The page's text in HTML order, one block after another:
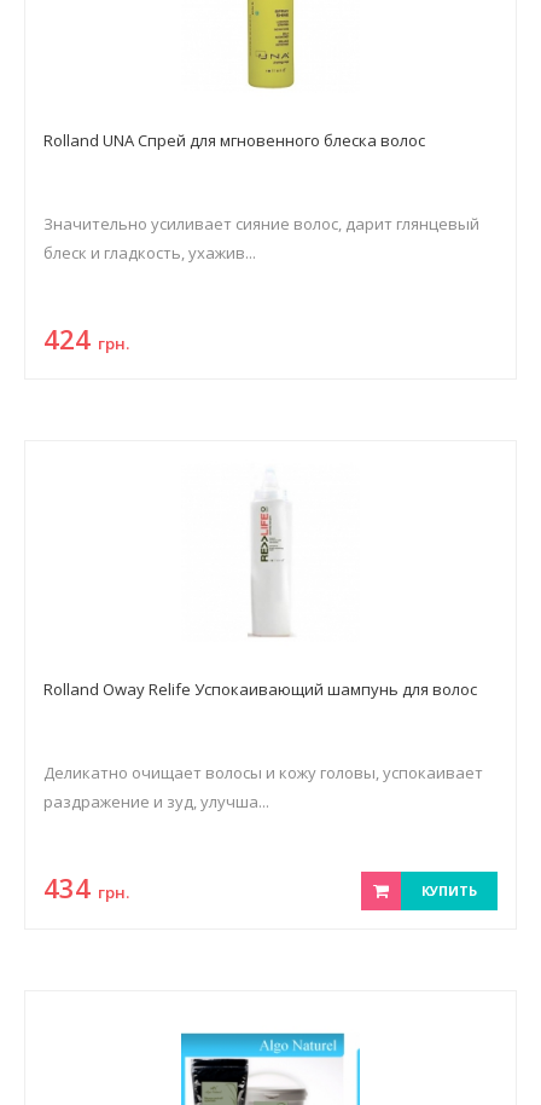
Rolland UNA Спрей для мгновенного блеска волос
Значительно усиливает сияние волос, дарит глянцевый
блеск и гладкость, ухажив...
424 грн.
Rolland Oway Relife Успокаивающий шампунь для волос
Деликатно очищает волосы и кожу головы, успокаивает
раздражение и зуд, улучша...
434 грн. КУПИТЬ